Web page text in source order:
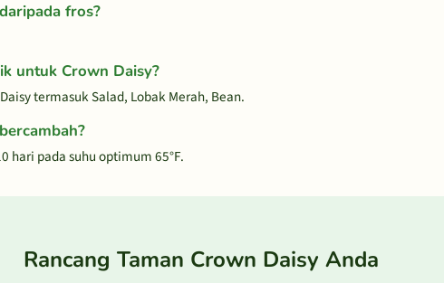
fros?
untuk Crown Daisy?
termasuk Salad, Lobak Merah, Bean.
hari pada suhu optimum 65°F.
Rancang Taman Crown Daisy Anda